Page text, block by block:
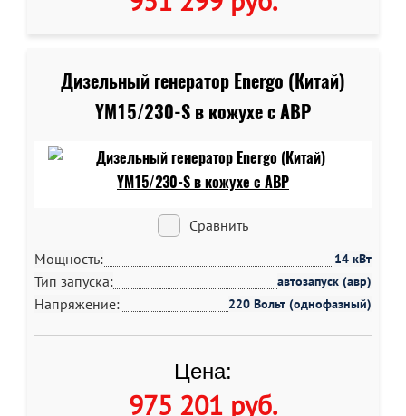
Дизельный генератор Energo (Китай)
YM15/230-S в кожухе c АВР
Сравнить
Мощность:
14 кВт
Тип запуска: автозапуск (авр)
Напряжение: 220 Вольт (однофазный)
Цена:
975 201 руб.